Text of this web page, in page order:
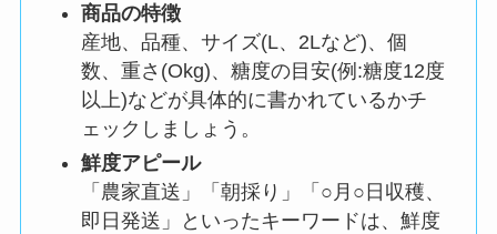
商品の特徴
産地、品種、サイズ(L、2Lなど)、個
数、重さ(Okg)、糖度の目安(例:糖度12度
以上)などが具体的に書かれているかチ
ェックしましょう。
鮮度アピール
「農家直送」「朝採り」「○月○日収穫、
即日発送」といったキーワードは、鮮度